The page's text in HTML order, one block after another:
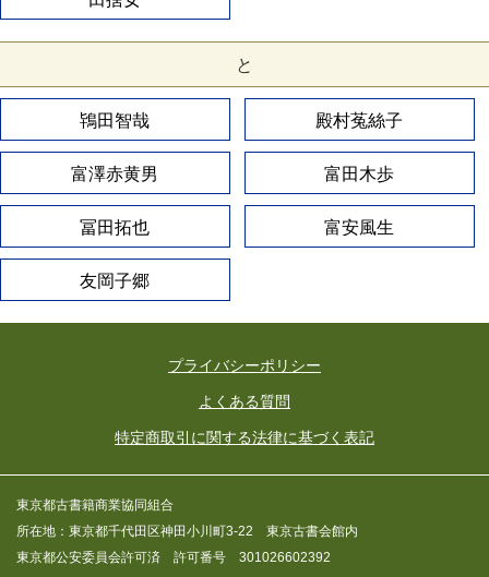
と
鴇田智哉 殿村菟絲子
富澤赤黄男 富田木歩
冨田拓也 富安風生
友岡子郷
プライバシーポリシー
よくある質問
特定商取引に関する法律に基づく表記
東京都古書籍商業協同組合
所在地：東京都千代田区神田小川町3-22 東京古書会館内
東京都公安委員会許可済 許可番号 301026602392